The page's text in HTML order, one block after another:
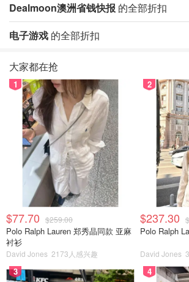
Dealmoon澳洲省钱快报 的全部折扣
电子游戏 的全部折扣
大家都在抢
1
$77.70 $259.00
Polo Ralph Lauren 郑秀晶同款 亚麻
衬衫
David Jones 2173人感兴趣
2
$237.30
Polo Ralph
David Jones
3 4